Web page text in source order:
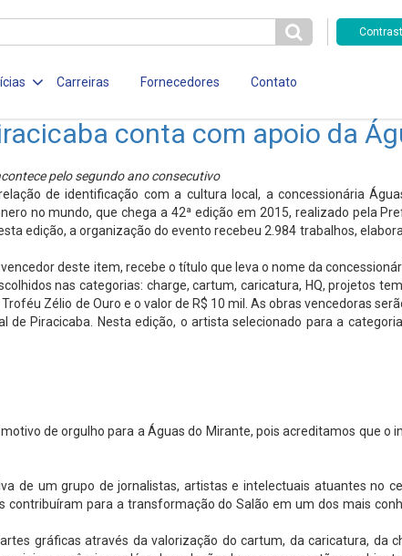
Carreiras Fornecedores Contato
conta com apoio da
pelo segundo ano consecutivo
de identificação com a cultura local, a concessionária
no mundo, que chega a 42ª edição em 2015, realizado pela
edição, a organização do evento recebeu 2.984 trabalhos,
deste item, recebe o título que leva o nome da
nas categorias: charge, cartum, caricatura, HQ, projetos
Zélio de Ouro e o valor de R$ 10 mil. As obras vencedoras
Piracicaba. Nesta edição, o artista selecionado para a
de orgulho para a Águas do Mirante, pois acreditamos que o
de um grupo de jornalistas, artistas e intelectuais atuantes no
para a transformação do Salão em um dos mais
gráficas através da valorização do cartum, da caricatura, da